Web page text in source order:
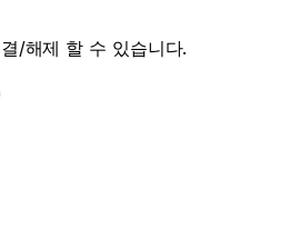
/해제 할 수 있습니다.